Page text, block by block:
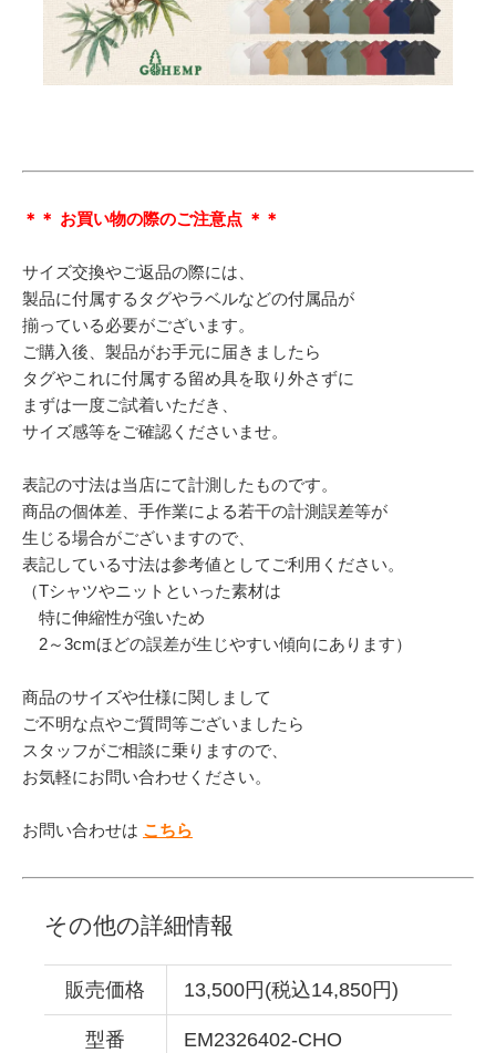
＊＊ お買い物の際のご注意点 ＊＊
サイズ交換やご返品の際には、
製品に付属するタグやラベルなどの付属品が
揃っている必要がございます。
ご購入後、製品がお手元に届きましたら
タグやこれに付属する留め具を取り外さずに
まずは一度ご試着いただき、
サイズ感等をご確認くださいませ。
表記の寸法は当店にて計測したものです。
商品の個体差、手作業による若干の計測誤差等が
生じる場合がございますので、
表記している寸法は参考値としてご利用ください。
（Tシャツやニットといった素材は
特に伸縮性が強いため
2～3cmほどの誤差が生じやすい傾向にあります）
商品のサイズや仕様に関しまして
ご不明な点やご質問等ございましたら
スタッフがご相談に乗りますので、
お気軽にお問い合わせください。
お問い合わせは こちら
その他の詳細情報
販売価格 13,500円(税込14,850円)
型番 EM2326402-CHO